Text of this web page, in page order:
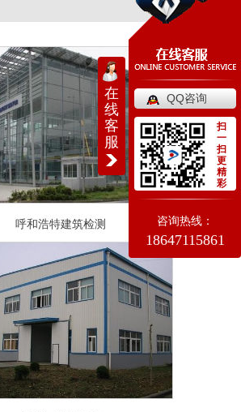
呼和浩特建筑检测
在
线
客
服
QQ咨询
扫
一
扫
更
精
彩
咨询热线：
18647115861